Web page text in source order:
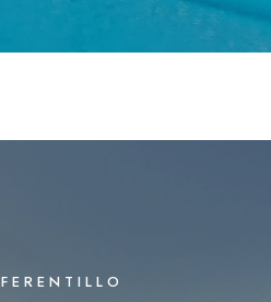
FERENTILLO